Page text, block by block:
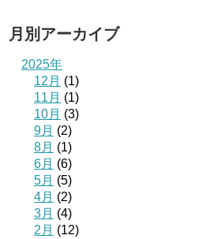
月別アーカイブ
2025年
12月 (1)
11月 (1)
10月 (3)
9月 (2)
8月 (1)
6月 (6)
5月 (5)
4月 (2)
3月 (4)
2月 (12)